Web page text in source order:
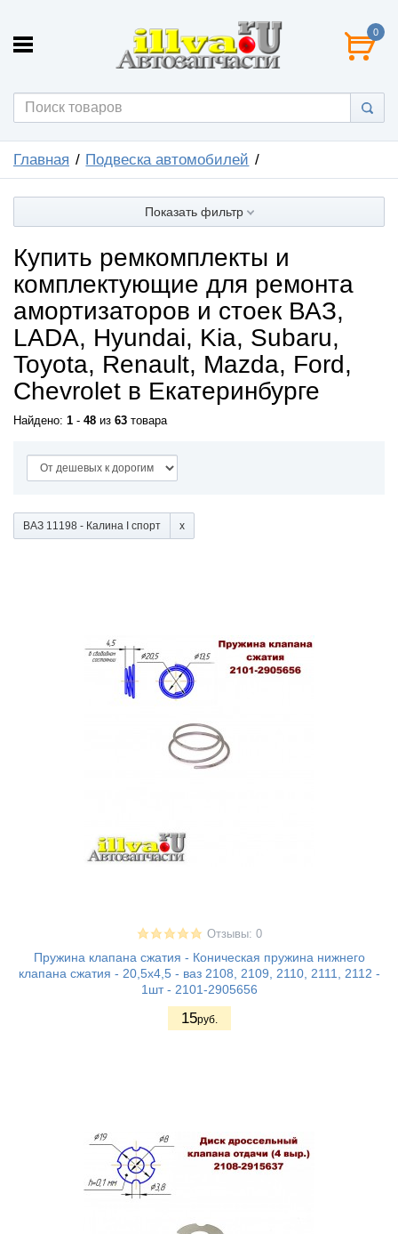
0
Главная Подвеска автомобилей
Показать фильтр
Купить ремкомплекты и
комплектующие для ремонта
амортизаторов и стоек ВАЗ,
LADA, Hyundai, Kia, Subaru,
Toyota, Renault, Mazda, Ford,
Chevrolet в Екатеринбурге
Найдено: 1 - 48 из 63 товара
ВАЗ 11198 - Калина I спорт
Отзывы: 0
Пружина клапана сжатия - Коническая пружина нижнего
клапана сжатия - 20,5х4,5 - ваз 2108, 2109, 2110, 2111, 2112 -
1шт - 2101-2905656
15руб.